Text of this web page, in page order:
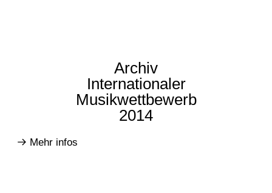
Archiv
Internationaler
Musikwettbewerb
2014
Mehr infos